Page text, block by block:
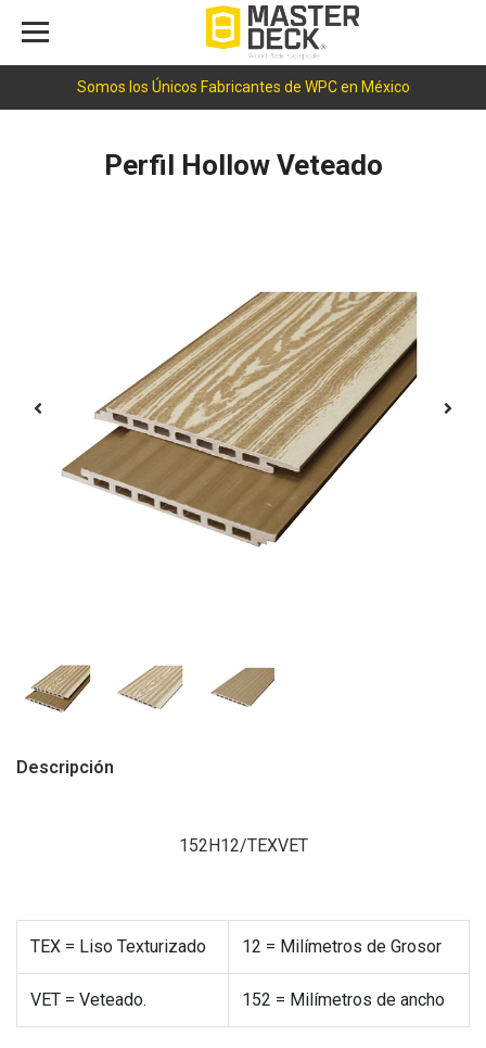
Somos los Únicos Fabricantes de WPC en México
Perfil Hollow Veteado
Descripción
152H12/TEXVET
TEX = Liso Texturizado 12 = Milímetros de Grosor
VET = Veteado. 152 = Milímetros de ancho